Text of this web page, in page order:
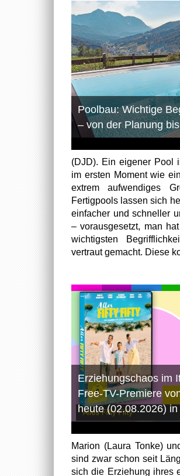
Poolbau: Wichtige
– von der Planung
(DJD). Ein eigener Pool
im ersten Moment wie
extrem aufwendiges
Fertigpools lassen sich
einfacher und schneller
– vorausgesetzt, man
wichtigsten
vertraut gemacht. Diese
Erziehungschaos im
Free-TV-Premiere
heute (02.08.2026) in
Marion (Laura Tonke)
sind zwar schon seit
sich die Erziehung ihres